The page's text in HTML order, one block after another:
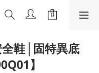
鞋│固特異底
】